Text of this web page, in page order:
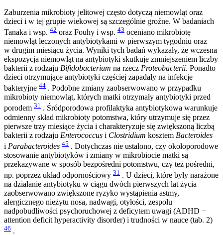
Zaburzenia mikrobioty jelitowej często dotyczą niemowląt oraz
dzieci i w tej grupie wiekowej są szczególnie groźne. W badaniach
Tanaka i wsp. 42 oraz Fouhy i wsp. 43 oceniano mikrobiotę
niemowląt leczonych antybiotykami w pierwszym tygodniu oraz
w drugim miesiącu życia. Wyniki tych badań wykazały, że wczesna
ekspozycja niemowląt na antybiotyki skutkuje zmniejszeniem liczby
bakterii z rodzaju Bifidobacterium na rzecz Proteobacterii. Ponadto
dzieci otrzymujące antybiotyki częściej zapadały na infekcje
bakteryjne 44 . Podobne zmiany zaobserwowano w przypadku
mikrobioty niemowląt, których matki otrzymały antybiotyki przed
porodem 31 . Śródporodowa profilaktyka antybiotykowa warunkuje
odmienny skład mikrobioty potomstwa, który utrzymuje się przez
pierwsze trzy miesiące życia i charakteryzuje się zwiększoną liczbą
bakterii z rodzaju Enterococcus i Clostridium kosztem Bacteroides
i Parabacteroides 45 . Dotychczas nie ustalono, czy okołoporodowe
stosowanie antybiotyków i zmiany w mikrobiocie matki są
przekazywane w sposób bezpośredni potomstwu, czy też pośredni,
np. poprzez układ odpornościowy 31 . U dzieci, które były narażone
na działanie antybiotyku w ciągu dwóch pierwszych lat życia
zaobserwowano zwiększone ryzyko wystąpienia astmy,
alergicznego nieżytu nosa, nadwagi, otyłości, zespołu
nadpobudliwości psychoruchowej z deficytem uwagi (ADHD −
attention deficit hyperactivity disorder) i trudności w nauce (tab. 2)
46 .